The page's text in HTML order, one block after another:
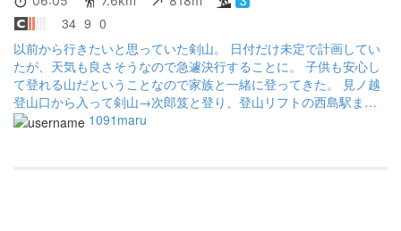
34 9 0
以前から行きたいと思っていた剣山。 日付だけ未定で計画してい
たが、天気も良さそうなので急遽決行することに。 子供も安心し
て登れる山だということなので家族と一緒に登ってきた。 見ノ越
登山口から入って剣山→次郎笈と登り、登山リフトの西島駅まで
下ってきて、最後はリフトで登山口まで戻る。 剣山到着時はガス
1091maru